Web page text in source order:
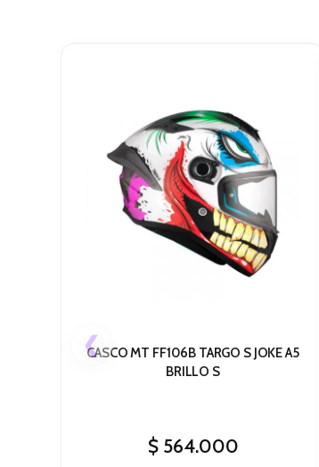
CASCO MT FF106B TARGO S JOKE A5
BRILLO S
$564.000
❮